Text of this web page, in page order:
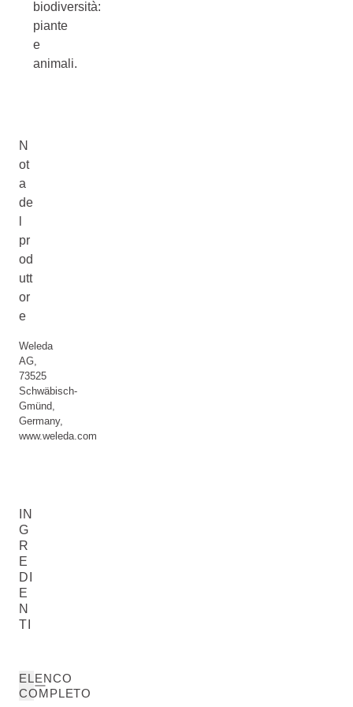
biodiversità:
piante
e
animali.
N
ot
a
de
pr
od
utt
or
e
Weleda
AG,
73525
Schwäbisch-
Gmünd,
Germany,
www.weleda.com
IN
G
R
E
DI
E
N
TI
ELENCO
COMPLETO